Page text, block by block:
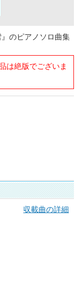
のピアノソロ曲集
は絶版でございま
収載曲の詳細